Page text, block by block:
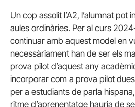
Un cop assolit l’A2, l’alumnat pot
aules ordinàries. Per al curs
continuar amb aquest model en
necessàriament han de ser els
prova pilot d’aquest any
incorporar com a prova pilot
per a estudiants de parla
ritme d’aprenentatge hauria de